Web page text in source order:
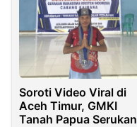
Soroti Video Viral di
Aceh Timur, GMKI
Tanah Papua Serukan